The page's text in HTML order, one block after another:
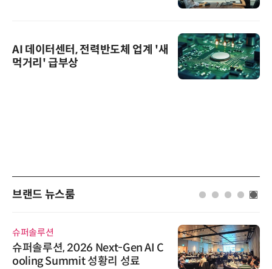
AI 데이터센터, 전력반도체 업계 '새
먹거리' 급부상
브랜드 뉴스룸
슈퍼솔루션
슈퍼솔루션, 2026 Next-Gen AI C
ooling Summit 성황리 성료